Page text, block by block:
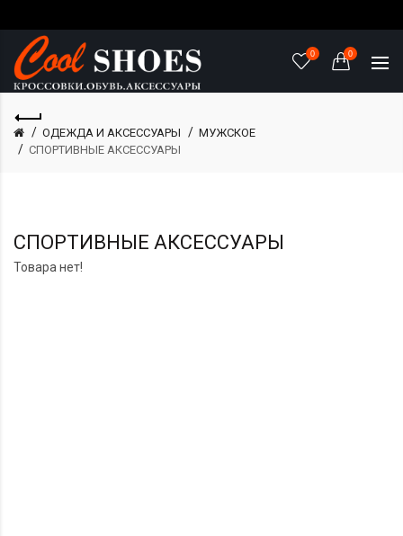
0 0
ОДЕЖДА И АКСЕССУАРЫ
МУЖСКОЕ
СПОРТИВНЫЕ АКСЕССУАРЫ
СПОРТИВНЫЕ АКСЕССУАРЫ
Товара нет!